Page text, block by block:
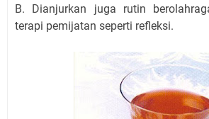
B. Dianjurkan juga rutin
terapi pemijatan seperti refleksi.